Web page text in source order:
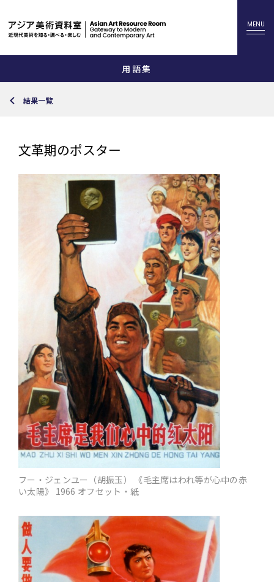
用語集
結果一覧
文革期のポスター
フー・ジェンユー（胡振玉） 《毛主席はわれ等が心中の赤
い太陽》 1966 オフセット・紙